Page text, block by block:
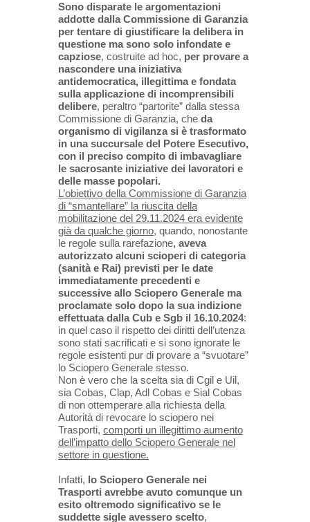
Sono disparate le argomentazioni
addotte dalla Commissione di Garanzia
per tentare di giustificare la delibera in
questione ma sono solo infondate e
capziose, costruite ad hoc, per provare a
nascondere una iniziativa
antidemocratica, illegittima e fondata
sulla applicazione di incomprensibili
delibere, peraltro “partorite” dalla stessa
Commissione di Garanzia, che da
organismo di vigilanza si è trasformato
in una succursale del Potere Esecutivo,
con il preciso compito di imbavagliare
le sacrosante iniziative dei lavoratori e
delle masse popolari.
L’obiettivo della Commissione di Garanzia
di “smantellare” la riuscita della
mobilitazione del 29.11.2024 era evidente
già da qualche giorno, quando, nonostante
le regole sulla rarefazione, aveva
autorizzato alcuni scioperi di categoria
(sanità e Rai) previsti per le date
immediatamente precedenti e
successive allo Sciopero Generale ma
proclamate solo dopo la sua indizione
effettuata dalla Cub e Sgb il 16.10.2024:
in quel caso il rispetto dei diritti dell’utenza
sono stati sacrificati e si sono ignorate le
regole esistenti pur di provare a “svuotare”
lo Sciopero Generale stesso.
Non è vero che la scelta sia di Cgil e Uil,
sia Cobas, Clap, Adl Cobas e Sial Cobas
di non ottemperare alla richiesta della
Autorità di revocare lo sciopero nei
Trasporti, comporti un illegittimo aumento
dell’impatto dello Sciopero Generale nel
settore in questione.
Infatti, lo Sciopero Generale nei
Trasporti avrebbe avuto comunque un
esito oltremodo significativo se le
suddette sigle avessero scelto,